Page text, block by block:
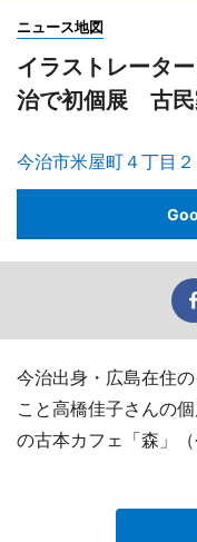
ニュース地図
イラストレータ
治で初個展 古民
今治市米屋町４丁目２
今治出身・広島在住
こと高橋佳子さんの
の古本カフェ「森」